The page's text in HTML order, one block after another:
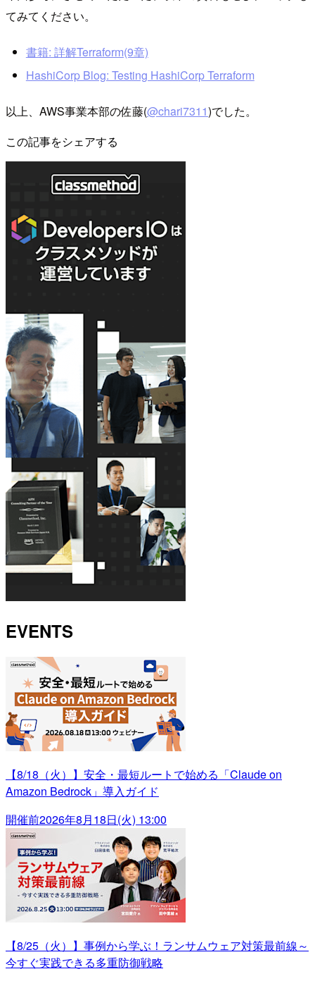
てみてください。
書籍: 詳解Terraform(9章)
HashiCorp Blog: Testing HashiCorp Terraform
以上、AWS事業本部の佐藤(@chari7311)でした。
この記事をシェアする
EVENTS
【8/18（火）】安全・最短ルートで始める「Claude on
Amazon Bedrock」導入ガイド
開催前2026年8月18日(火) 13:00
【8/25（火）】事例から学ぶ！ランサムウェア対策最前線～
今すぐ実践できる多重防御戦略